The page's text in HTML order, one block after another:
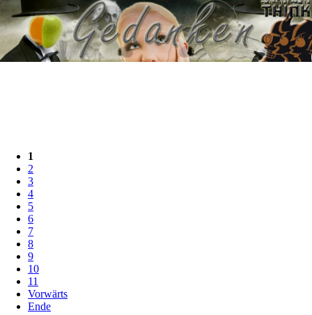
1
2
3
4
5
6
7
8
9
10
11
Vorwärts
Ende